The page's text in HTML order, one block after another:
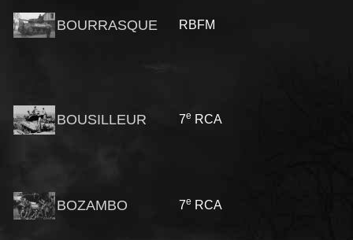
BOURRASQUE RBFM
BOUSILLEUR 7e RCA
BOZAMBO 7e RCA